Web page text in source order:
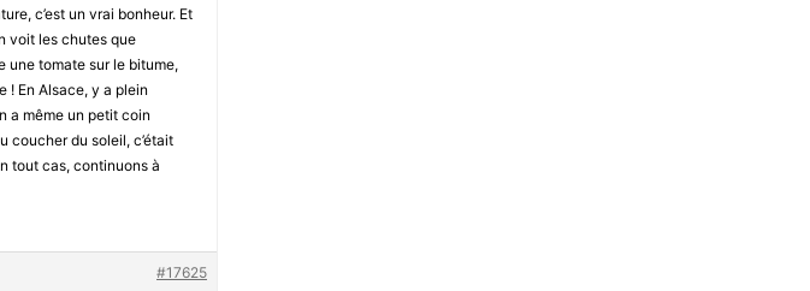
c’est un vrai bonheur. Et
voit les chutes que
une tomate sur le bitume,
! En Alsace, y a plein
a même un petit coin
coucher du soleil, c’était
tout cas, continuons à
#17625